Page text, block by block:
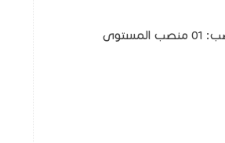
نمط التوظيف عن طريق الفحص المهني المناصب: 01 منصب المستوى